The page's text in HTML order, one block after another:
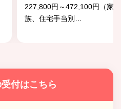
227,800円～472,100円（家
族、住宅手当別
付はこちら